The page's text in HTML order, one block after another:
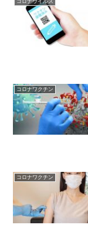
コロナワクチン
コロナワクチン